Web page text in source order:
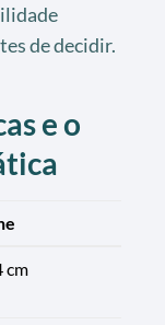
de decidir.
e o
cm